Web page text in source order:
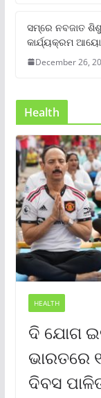
ସମ୍‌ରେ ନବଜାତ
କାର୍ଯ୍ୟକ୍ରମ
December 26,
Health
HEALTH
ଦି ଯୋଗ
ଭାରତରେ
ଦିବସ